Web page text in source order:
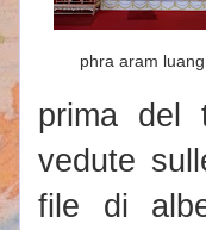
phra aram luang
prima del
vedute
file di